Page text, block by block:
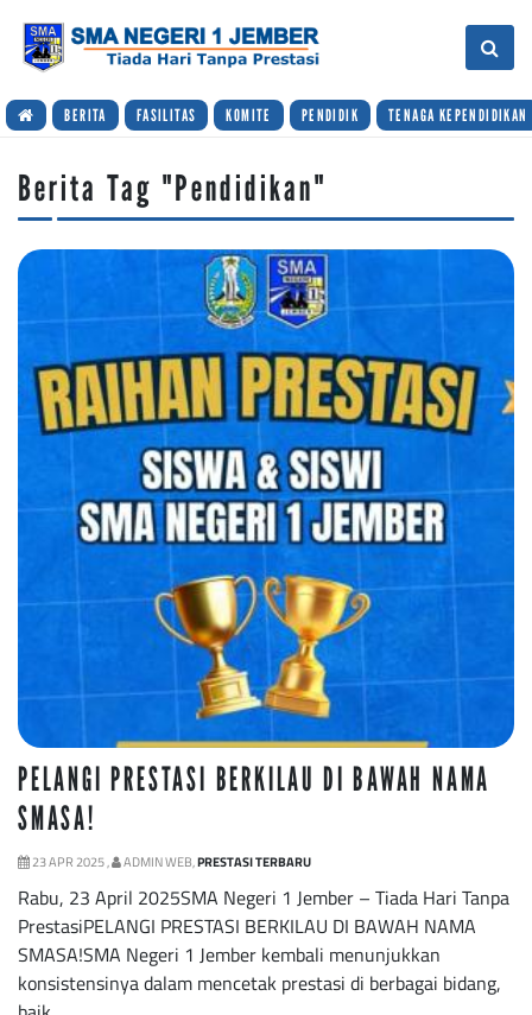
BERITA FASILITAS KOMITE PENDIDIK TENAGA KEPENDIDIKAN
Berita Tag "Pendidikan"
PELANGI PRESTASI BERKILAU DI BAWAH NAMA
SMASA!
23 APR 2025 , ADMIN WEB,PRESTASI TERBARU
Rabu, 23 April 2025SMA Negeri 1 Jember – Tiada Hari Tanpa
PrestasiPELANGI PRESTASI BERKILAU DI BAWAH NAMA
SMASA!SMA Negeri 1 Jember kembali menunjukkan
konsistensinya dalam mencetak prestasi di berbagai bidang,